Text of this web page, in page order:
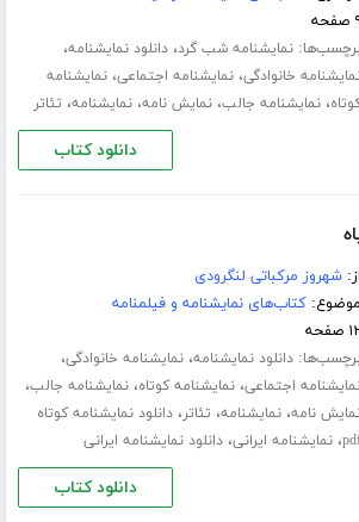
نمایشنامه شب گرد،دانلود نمایشنامه،
خانوادگی،نمایشنامه اجتماعی،نمایشنامه
،نمایشنامه جالب،نمایش نامه،نمایشنامه، تئاتر
دانلود کتاب
از:شهروز مرکباتی لنگرودی
موضوع:کتاب‌های نمایشنامه و فیلمنامه
دانلود نمایشنامه،نمایشنامه خانوادگی،
اجتماعی،نمایشنامه کوتاه،نمایشنامه جالب،
نامه،نمایشنامه، تئاتر،دانلود نمایشنامه کوتاه
،نمایشنامه ایرانی،دانلود نمایشنامه ایرانی
دانلود کتاب